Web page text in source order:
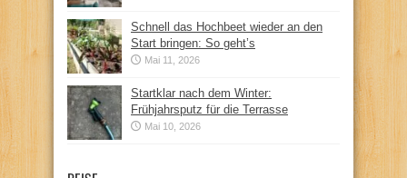
Schnell das Hochbeet wieder an den
Start bringen: So geht’s
Mai 11, 2026
Startklar nach dem Winter:
Frühjahrsputz für die Terrasse
Mai 10, 2026